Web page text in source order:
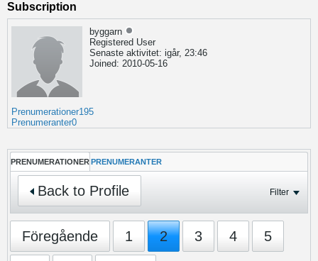
Subscription
byggarn
Registered User
Senaste aktivitet: igår, 23:46
Joined: 2010-05-16
Prenumerationer195
Prenumeranter0
PRENUMERATIONER PRENUMERANTER
Back to Profile Filter
Föregående 1 2 3 4 5